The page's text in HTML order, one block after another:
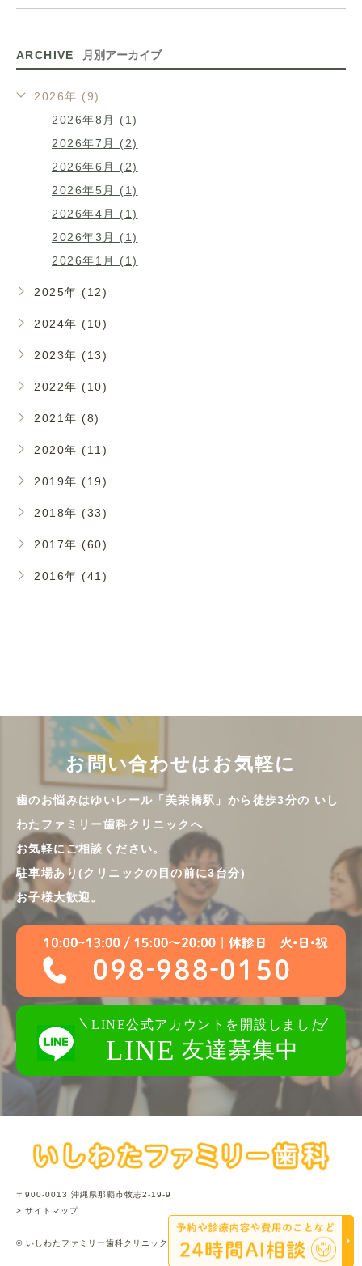
ARCHIVE 月別アーカイブ
2026年 (9)
2026年8月 (1)
2026年7月 (2)
2026年6月 (2)
2026年5月 (1)
2026年4月 (1)
2026年3月 (1)
2026年1月 (1)
2025年 (12)
2024年 (10)
2023年 (13)
2022年 (10)
2021年 (8)
2020年 (11)
2019年 (19)
2018年 (33)
2017年 (60)
2016年 (41)
お問い合わせはお気軽に
歯のお悩みはゆいレール「美栄橋駅」から徒歩3分の いし
わたファミリー歯科クリニックへ
お気軽にご相談ください。
駐車場あり(クリニックの目の前に3台分)
お子様大歓迎。
〒900-0013 沖縄県那覇市牧志2-19-9
> サイトマップ
© いしわたファミリー歯科クリニック.